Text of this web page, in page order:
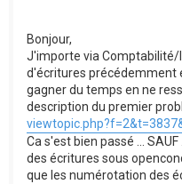
Bonjour,
J'importe via Comptabilité/
d'écritures précédemment
gagner du temps en ne
description du premier
Ca s'est bien passé ...
des écritures sous
que les numérotation des